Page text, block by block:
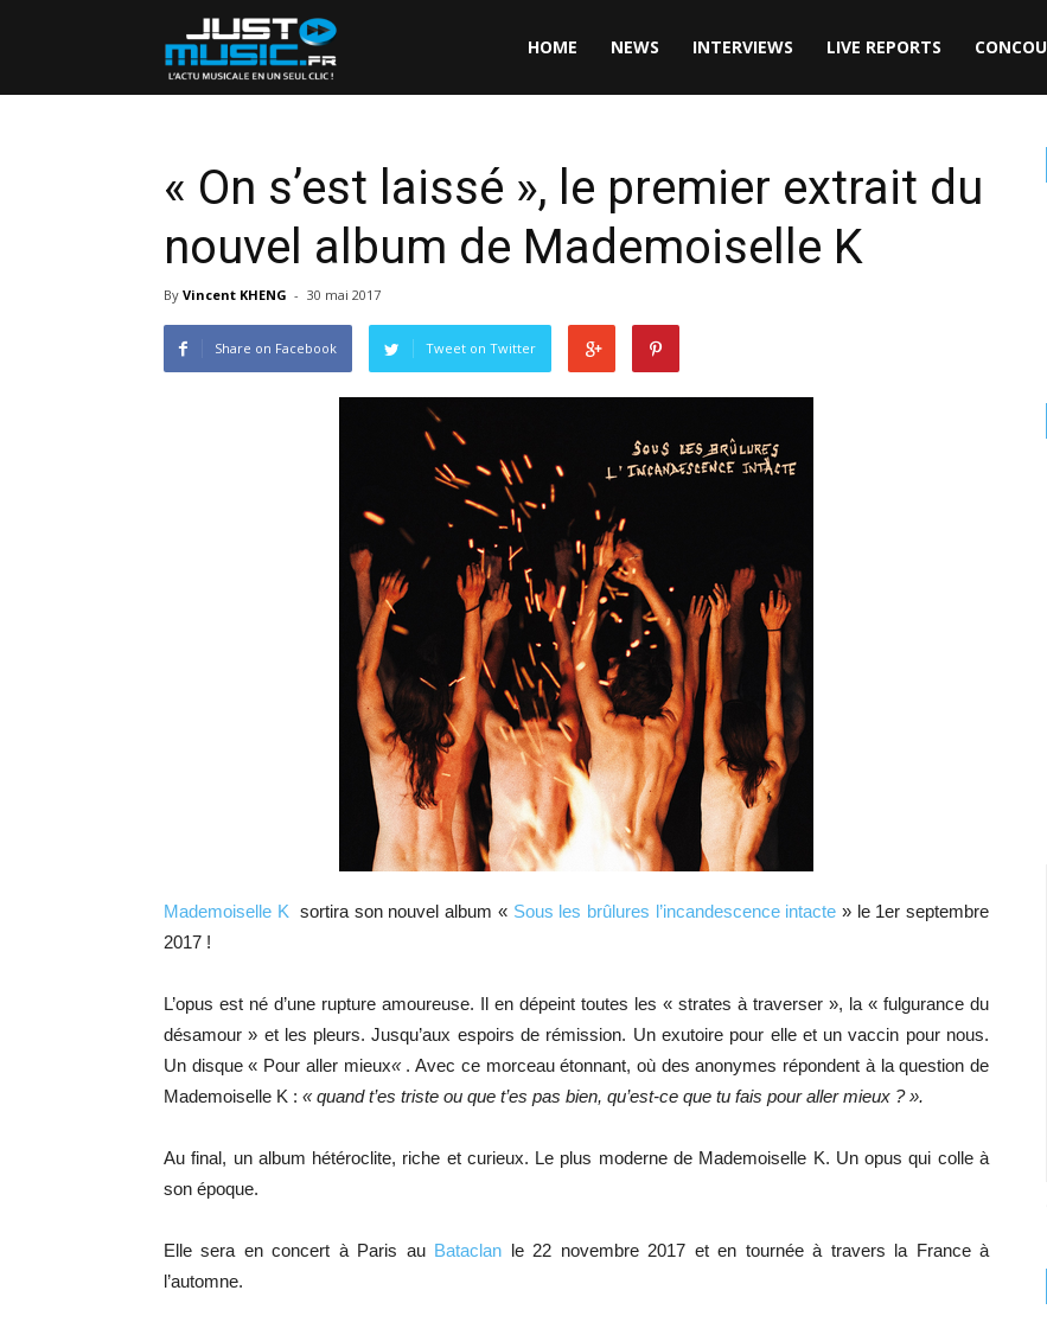
HOME NEWS INTERVIEWS LIVE REPORTS
« On s’est laissé », le premier extrait du
nouvel album de Mademoiselle K
By Vincent KHENG - 30 mai 2017
Share on Facebook Tweet on Twitter
Mademoiselle K sortira son nouvel album « Sous les brûlures l’incandescence intacte » le 1er septembre
2017 !
L’opus est né d’une rupture amoureuse. Il en dépeint toutes les « strates à traverser », la « fulgurance du
désamour » et les pleurs. Jusqu’aux espoirs de rémission. Un exutoire pour elle et un vaccin pour nous.
Un disque « Pour aller mieux« . Avec ce morceau étonnant, où des anonymes répondent à la question de
Mademoiselle K : « quand t’es triste ou que t’es pas bien, qu’est-ce que tu fais pour aller mieux ? ».
Au final, un album hétéroclite, riche et curieux. Le plus moderne de Mademoiselle K. Un opus qui colle à
son époque.
Elle sera en concert à Paris au Bataclan le 22 novembre 2017 et en tournée à travers la France à
l’automne.